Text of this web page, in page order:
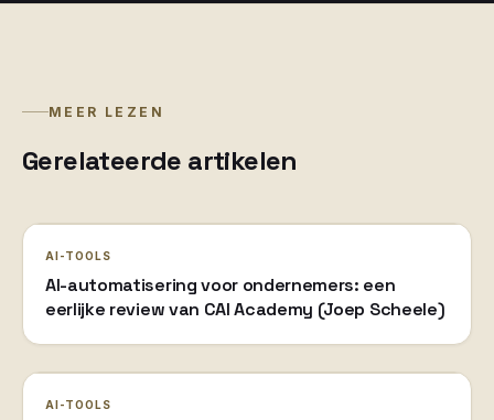
MEER LEZEN
Gerelateerde artikelen
AI-TOOLS
AI-automatisering voor ondernemers: een
eerlijke review van CAI Academy (Joep Scheele)
AI-TOOLS